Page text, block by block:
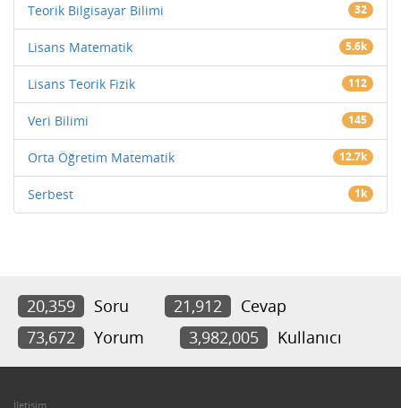
Teorik Bilgisayar Bilimi 32
Lisans Matematik 5.6k
Lisans Teorik Fizik 112
Veri Bilimi 145
Orta Öğretim Matematik 12.7k
Serbest 1k
20,359 Soru 21,912
Cevap
73,672
Yorum 3,982,005 Kullanıcı
İletişim